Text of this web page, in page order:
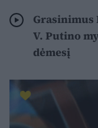
Grasinimus
V. Putino
dėmesį